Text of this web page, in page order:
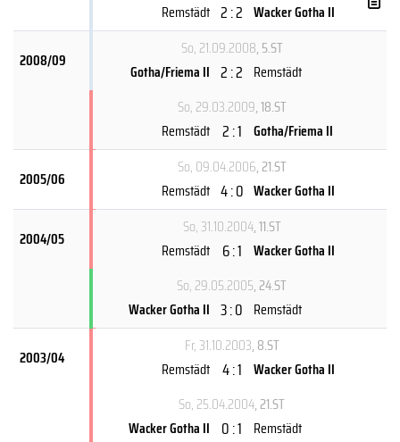
Remstädt 2 : 2 Wacker Gotha II
2008/09
So, 21.09.2008, 5.ST
Gotha/Friema II 2 : 2 Remstädt
So, 29.03.2009, 18.ST
Remstädt 2 : 1 Gotha/Friema II
2005/06
So, 09.04.2006, 21.ST
Remstädt 4 : 0 Wacker Gotha II
2004/05
So, 31.10.2004, 11.ST
Remstädt 6 : 1 Wacker Gotha II
So, 29.05.2005, 24.ST
Wacker Gotha II 3 : 0 Remstädt
2003/04
Fr, 31.10.2003, 8.ST
Remstädt 4 : 1 Wacker Gotha II
So, 25.04.2004, 21.ST
Wacker Gotha II 0 : 1 Remstädt